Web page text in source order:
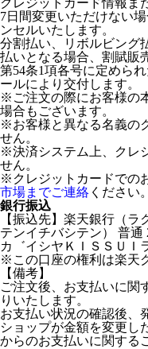
クレジットカード情報ま
7日間変更いただけない
ンセルいたします。
分割払い、リボルビング
払いとなる場合、割賦販
第54条1項各号に定めら
ールにより交付します。
※ご注文の際にお客様の
場合もございます。
※お客様と異なる名義の
せん。
※決済システム上、クレ
せん。
※クレジットカードでの
市場までご連絡 ください。
銀行振込
【振込先】楽天銀行（
テンイチバシテン） 普通
カ゛イシヤＫＩＳＳＵＩ
※この口座の権利は楽天
【備考】
ご注文後、お支払いに関
りいたします。
お支払い状況の確認後、
ショップが金額を変更し
からのお支払いに関する